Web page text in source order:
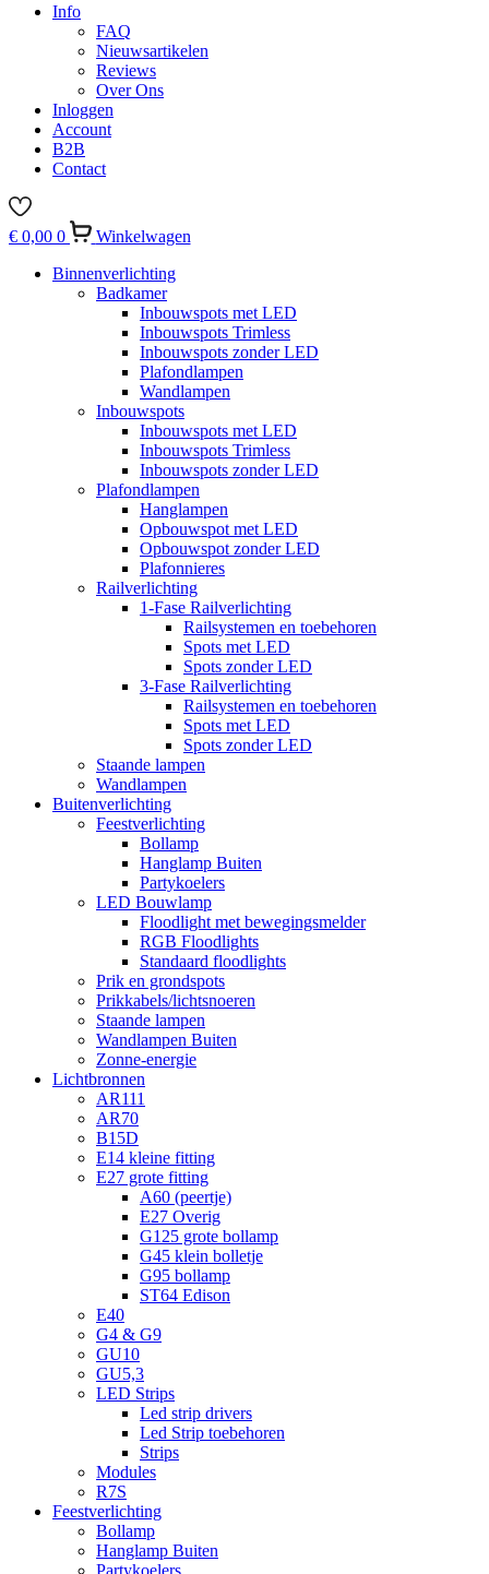
Info
FAQ
Nieuwsartikelen
Reviews
Over Ons
Inloggen
Account
B2B
Contact
€ 0,00 0
Winkelwagen
Binnenverlichting
Badkamer
Inbouwspots met LED
Inbouwspots Trimless
Inbouwspots zonder LED
Plafondlampen
Wandlampen
Inbouwspots
Inbouwspots met LED
Inbouwspots Trimless
Inbouwspots zonder LED
Plafondlampen
Hanglampen
Opbouwspot met LED
Opbouwspot zonder LED
Plafonnieres
Railverlichting
1-Fase Railverlichting
Railsystemen en toebehoren
Spots met LED
Spots zonder LED
3-Fase Railverlichting
Railsystemen en toebehoren
Spots met LED
Spots zonder LED
Staande lampen
Wandlampen
Buitenverlichting
Feestverlichting
Bollamp
Hanglamp Buiten
Partykoelers
LED Bouwlamp
Floodlight met bewegingsmelder
RGB Floodlights
Standaard floodlights
Prik en grondspots
Prikkabels/lichtsnoeren
Staande lampen
Wandlampen Buiten
Zonne-energie
Lichtbronnen
AR111
AR70
B15D
E14 kleine fitting
E27 grote fitting
A60 (peertje)
E27 Overig
G125 grote bollamp
G45 klein bolletje
G95 bollamp
ST64 Edison
E40
G4 & G9
GU10
GU5,3
LED Strips
Led strip drivers
Led Strip toebehoren
Strips
Modules
R7S
Feestverlichting
Bollamp
Hanglamp Buiten
Partykoelers